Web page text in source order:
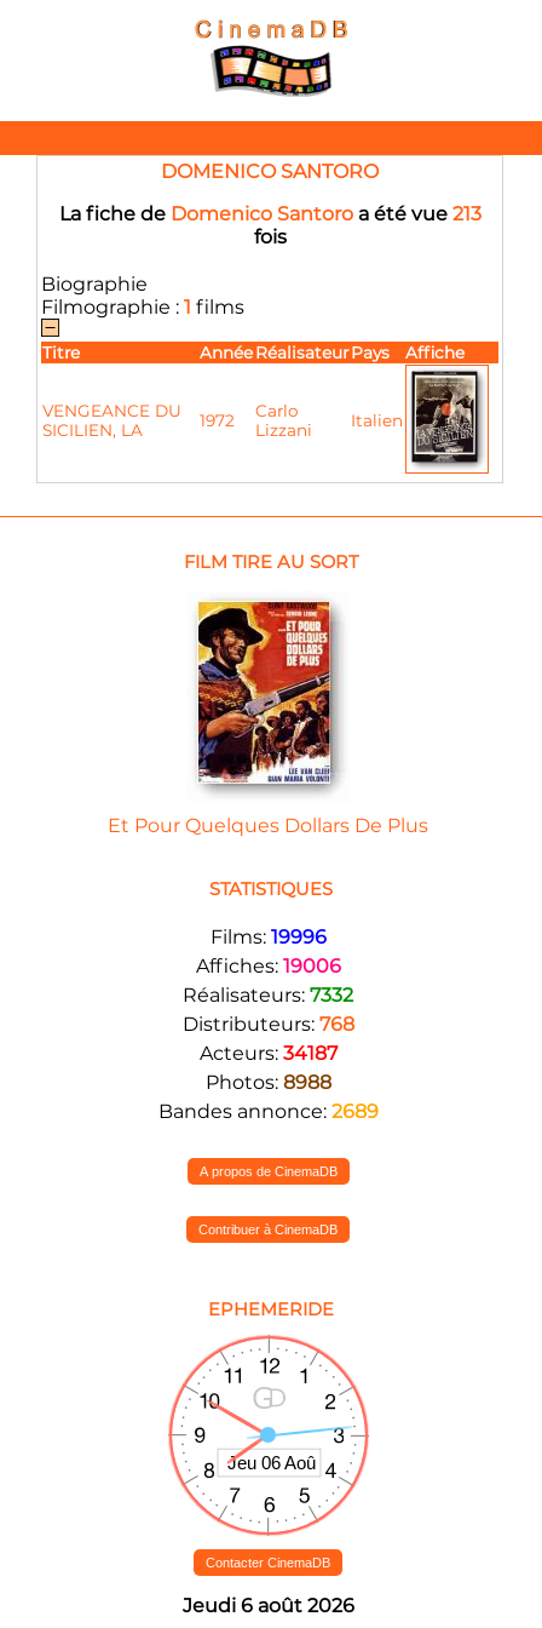
DOMENICO SANTORO
La fiche de Domenico Santoroa été vue 213
fois
Biographie
Filmographie : 1 films
Titre AnnéeRéalisateurPays Affiche
VENGEANCE DU
SICILIEN, LA
1972
Carlo
Lizzani
Italien
FILM TIRE AU SORT
Et Pour Quelques Dollars De Plus
STATISTIQUES
Films: 19996
Affiches: 19006
Réalisateurs: 7332
Distributeurs: 768
Acteurs: 34187
Photos: 8988
Bandes annonce: 2689
A propos de CinemaDB
Contribuer à CinemaDB
EPHEMERIDE
Contacter CinemaDB
Jeudi 6 août 2026